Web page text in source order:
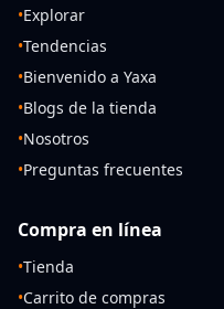
•Explorar
•Tendencias
•Bienvenido a Yaxa
•Blogs de la tienda
•Nosotros
•Preguntas frecuentes
Compra en línea
•Tienda
•Carrito de compras